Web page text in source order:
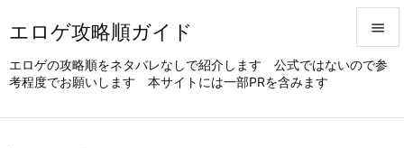
エロゲ攻略順ガイド
エロゲの攻略順をネタバレなしで紹介します 公式ではないので参
考程度でお願いします 本サイトには一部PRを含みます

